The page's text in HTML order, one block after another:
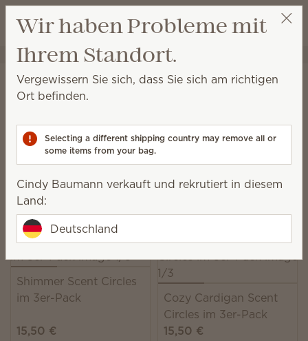
Wunschliste
Warenkorb
Cindy Baumann Party auswählen
Scent Circles
Scent Circles
mitzunehmen.
18 Ergebnisse
Filter Relevanz
Shimmer Scent Circles
im 3er-Pack
15,50 €
Cozy Cardigan Scent
Circles im 3er-Pack
15,50 €
Wir haben Probleme mit
Ihrem Standort.
Vergewissern Sie sich, dass Sie sich am richtigen
Ort befinden.
Selecting a different shipping country may remove all or
some items from your bag.
Cindy Baumann verkauft und rekrutiert in diesem
Land:
Deutschland